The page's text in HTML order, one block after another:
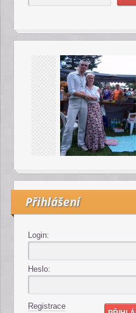
Přihlášení
Login:
Heslo:
Registrace